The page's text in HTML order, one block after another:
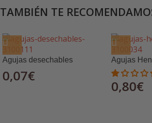
TAMBIÉN TE
Agujas desechables
0,07€
Agujas
0,80€